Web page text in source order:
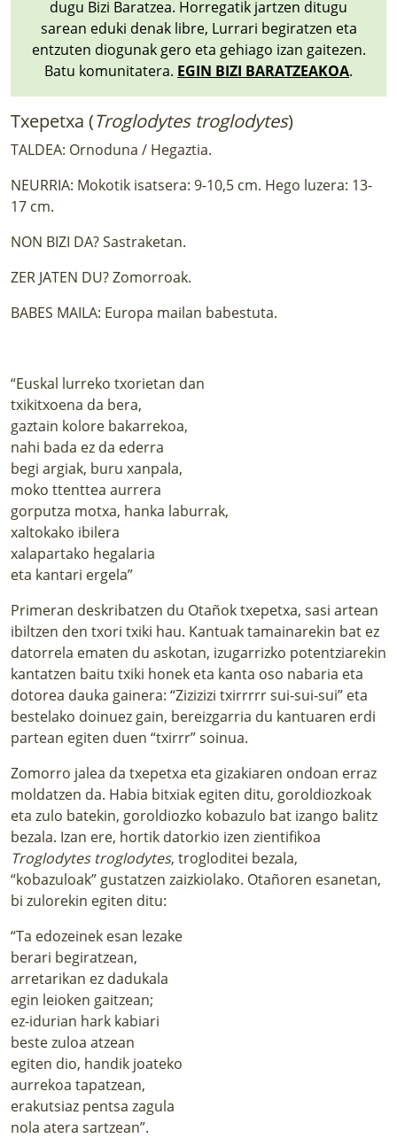
dugu Bizi Baratzea. Horregatik jartzen ditugu
sarean eduki denak libre, Lurrari begiratzen eta
entzuten diogunak gero eta gehiago izan gaitezen.
Batu komunitatera. EGIN BIZI BARATZEAKOA.
Txepetxa (Troglodytes troglodytes)
TALDEA: Ornoduna / Hegaztia.
NEURRIA: Mokotik isatsera: 9-10,5 cm. Hego luzera: 13-
17 cm.
NON BIZI DA? Sastraketan.
ZER JATEN DU? Zomorroak.
BABES MAILA: Europa mailan babestuta.
“Euskal lurreko txorietan dan
txikitxoena da bera,
gaztain kolore bakarrekoa,
nahi bada ez da ederra
begi argiak, buru xanpala,
moko ttenttea aurrera
gorputza motxa, hanka laburrak,
xaltokako ibilera
xalapartako hegalaria
eta kantari ergela”
Primeran deskribatzen du Otañok txepetxa, sasi artean
ibiltzen den txori txiki hau. Kantuak tamainarekin bat ez
datorrela ematen du askotan, izugarrizko potentziarekin
kantatzen baitu txiki honek eta kanta oso nabaria eta
dotorea dauka gainera: “Zizizizi txirrrrr sui-sui-sui” eta
bestelako doinuez gain, bereizgarria du kantuaren erdi
partean egiten duen “txirrr” soinua.
Zomorro jalea da txepetxa eta gizakiaren ondoan erraz
moldatzen da. Habia bitxiak egiten ditu, goroldiozkoak
eta zulo batekin, goroldiozko kobazulo bat izango balitz
bezala. Izan ere, hortik datorkio izen zientifikoa
Troglodytes troglodytes, trogloditei bezala,
“kobazuloak” gustatzen zaizkiolako. Otañoren esanetan,
bi zulorekin egiten ditu:
“Ta edozeinek esan lezake
berari begiratzean,
arretarikan ez dadukala
egin leioken gaitzean;
ez-idurian hark kabiari
beste zuloa atzean
egiten dio, handik joateko
aurrekoa tapatzean,
erakutsiaz pentsa zagula
nola atera sartzean”.